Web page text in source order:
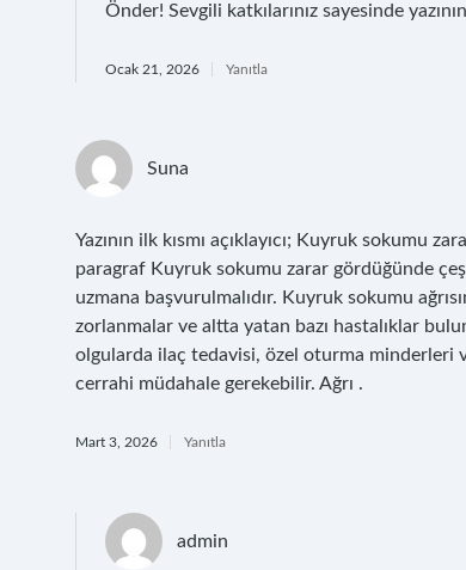
Önder! Sevgili katkılarınız sayesinde yazının
Ocak 21, 2026 Yanıtla
Suna
Yazının ilk kısmı açıklayıcı; Kuyruk sokumu
paragraf Kuyruk sokumu zarar gördüğünde
uzmana başvurulmalıdır. Kuyruk sokumu
zorlanmalar ve altta yatan bazı hastalıklar
olgularda ilaç tedavisi, özel oturma minderleri
cerrahi müdahale gerekebilir. Ağrı .
Mart 3, 2026 Yanıtla
admin